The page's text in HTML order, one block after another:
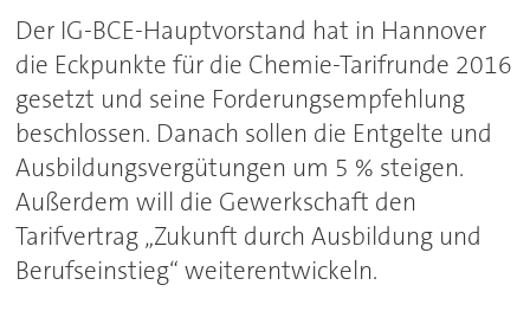
Der IG-BCE-Hauptvorstand hat in Hannover
die Eckpunkte für die Chemie-Tarifrunde 2016
gesetzt und seine Forderungsempfehlung
beschlossen. Danach sollen die Entgelte und
Ausbildungsvergütungen um 5 % steigen.
Außerdem will die Gewerkschaft den
Tarifvertrag „Zukunft durch Ausbildung und
Berufseinstieg“ weiterentwickeln.